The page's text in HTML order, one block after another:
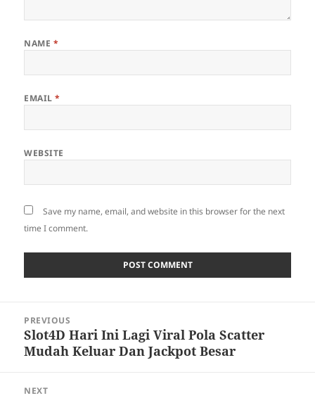
NAME *
EMAIL*
WEBSITE
Save my name, email, and website in this browser for the next
time I comment.
navigation
PREVIOUS
Previous
post:
Slot4D Hari Ini Lagi Viral Pola Scatter
Mudah Keluar Dan Jackpot Besar
NEXT